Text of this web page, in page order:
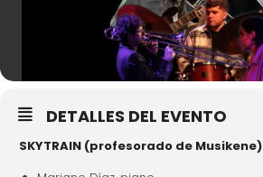
DETALLES DEL EVENTO
SKYTRAIN (profesorado de Musikene)